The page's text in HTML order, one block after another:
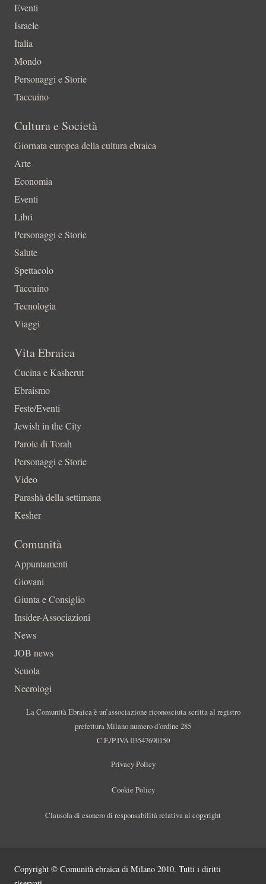
Eventi
Israele
Italia
Mondo
Personaggi e Storie
Taccuino
Cultura e Società
Giornata europea della cultura ebraica
Arte
Economia
Eventi
Libri
Personaggi e Storie
Salute
Spettacolo
Taccuino
Tecnologia
Viaggi
Vita Ebraica
Cucina e Kasherut
Ebraismo
Feste/Eventi
Jewish in the City
Parole di Torah
Personaggi e Storie
Video
Parashà della settimana
Kesher
Comunità
Appuntamenti
Giovani
Giunta e Consiglio
Insider-Associazioni
News
JOB news
Scuola
Necrologi
La Comunità Ebraica è un’associazione riconosciuta scritta al registro
prefettura Milano numero d’ordine 285
C.F./P.IVA 03547690150
Privacy Policy
Cookie Policy
Clausola di esonero di responsabilità relativa ai copyright
Copyright © Comunità ebraica di Milano 2010. Tutti i diritti